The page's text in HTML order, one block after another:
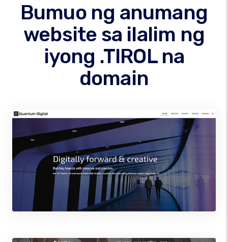
Bumuo ng anumang
website sa ilalim ng
iyong .TIROL na
domain